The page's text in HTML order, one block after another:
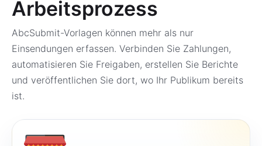
Arbeitsprozess
AbcSubmit-Vorlagen können mehr als nur
Einsendungen erfassen. Verbinden Sie Zahlungen,
automatisieren Sie Freigaben, erstellen Sie Berichte
und veröffentlichen Sie dort, wo Ihr Publikum bereits
ist.